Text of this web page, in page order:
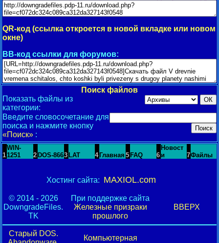
QR-код (ссылка откроется в новой вкладке или новом
окне)
BB-код ссылки для форумов:
Поиск файлов
Показать файлы из
категории:
Введите словосочетание для
поиска и нажмите кнопку
«Поиск» :
1
WIN-
1251
2 DOS-8663 LAT 4 Главная 5 FAQ 6
Новост
и
7Файлы
Хостинг сайта: MAXIOL.com
© 2014 - 2026
DowngradeFiles.
TK
При поддержке сайта
Железные призраки
прошлого
ВВЕРХ
Старый DOS.
Компьютерная